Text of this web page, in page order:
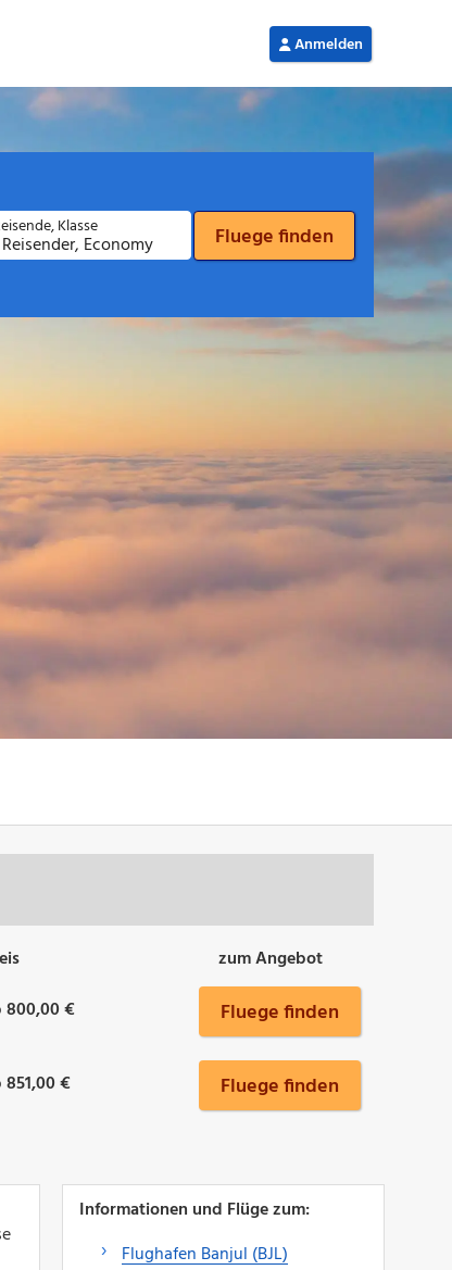
zum Angebot
800,00 € Fluege finden
851,00 € Fluege finden
Informationen und Flüge zum:
Flughafen Banjul (BJL)